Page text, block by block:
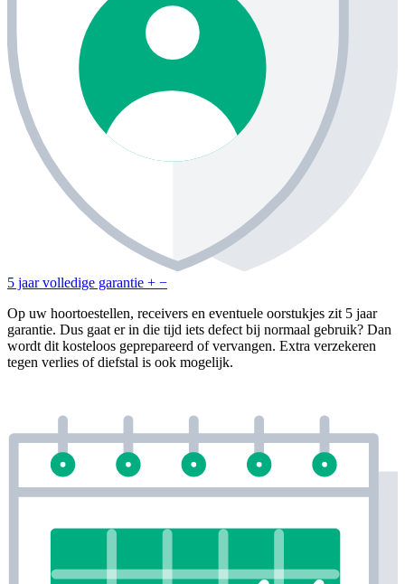
5 jaar volledige garantie + −
Op uw hoortoestellen, receivers en eventuele oorstukjes zit 5 jaar
garantie. Dus gaat er in die tijd iets defect bij normaal gebruik? Dan
wordt dit kosteloos geprepareerd of vervangen. Extra verzekeren
tegen verlies of diefstal is ook mogelijk.